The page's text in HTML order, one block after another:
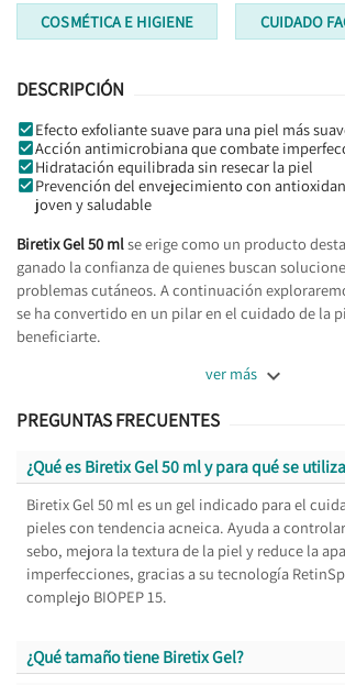
COSMÉTICA E HIGIENE CUIDADO
DESCRIPCIÓN
Efecto exfoliante suave para una piel más
Acción antimicrobiana que combate
Hidratación equilibrada sin resecar la piel
Prevención del envejecimiento con
joven y saludable
Biretix Gel 50 mlse erige como un producto
ganado la confianza de quienes buscan
problemas cutáneos. A continuación
se ha convertido en un pilar en el cuidado de la
beneficiarte.
ver más 
PREGUNTAS FRECUENTES
¿Qué es Biretix Gel 50 ml y para qué se
Biretix Gel 50 ml es un gel indicado para el
pieles con tendencia acneica. Ayuda a
sebo, mejora la textura de la piel y reduce la
imperfecciones, gracias a su tecnología
complejo BIOPEP 15.
¿Qué tamaño tiene Biretix Gel?